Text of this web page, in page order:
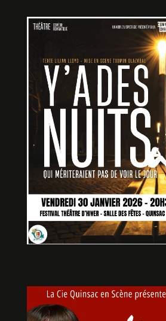
A LOVE SUPREME
Y A DES NUITS
De Txomin OLAZABAL